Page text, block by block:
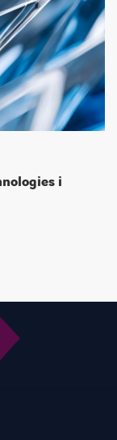
i